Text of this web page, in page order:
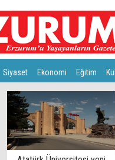
Siyaset Ekonomi Eğitim